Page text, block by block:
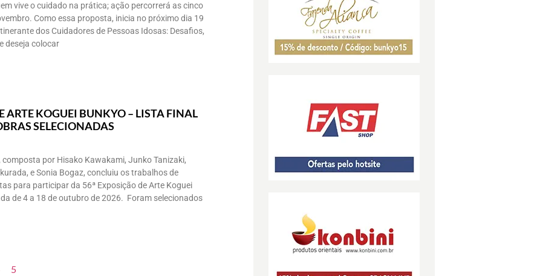
vive o cuidado na prática; ação percorrerá as cinco
Como essa proposta, inicia no próximo dia 19
dos Cuidadores de Pessoas Idosas: Desafios,
deseja colocar
ARTE KOGUEI BUNKYO – LISTA FINAL
SELECIONADAS
por Hisako Kawakami, Junko Tanizaki,
e Sonia Bogaz, concluiu os trabalhos de
para participar da 56ª Exposição de Arte Koguei
de 4 a 18 de outubro de 2026. Foram selecionados
5